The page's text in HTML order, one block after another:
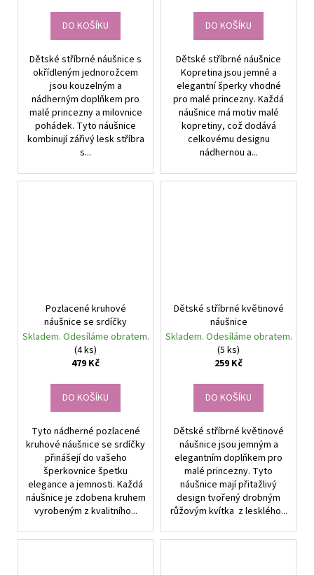
DO KOŠÍKU
Dětské stříbrné náušnice s
okřídleným jednorožcem
jsou kouzelným a
nádherným doplňkem pro
malé princezny a milovnice
pohádek. Tyto náušnice
kombinují zářivý lesk stříbra
s...
DO KOŠÍKU
Dětské stříbrné náušnice
Kopretina jsou jemné a
elegantní šperky vhodné
pro malé princezny. Každá
náušnice má motiv malé
kopretiny, což dodává
celkovému designu
nádhernou a...
Pozlacené kruhové
náušnice se srdíčky
Skladem. Odesíláme obratem.
(4 ks)
479 Kč
DO KOŠÍKU
Tyto nádherné pozlacené
kruhové náušnice se srdíčky
přinášejí do vašeho
šperkovnice špetku
elegance a jemnosti. Každá
náušnice je zdobena kruhem
vyrobeným z kvalitního...
Dětské stříbrné květinové
náušnice
Skladem. Odesíláme obratem.
(5 ks)
259 Kč
DO KOŠÍKU
Dětské stříbrné květinové
náušnice jsou jemným a
elegantním doplňkem pro
malé princezny. Tyto
náušnice mají přitažlivý
design tvořený drobným
růžovým kvítka z lesklého...